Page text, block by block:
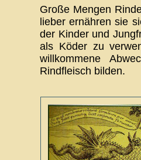
Große Mengen
lieber ernähren sie
der Kinder und
als Köder zu
willkommene
Rindfleisch bilden.